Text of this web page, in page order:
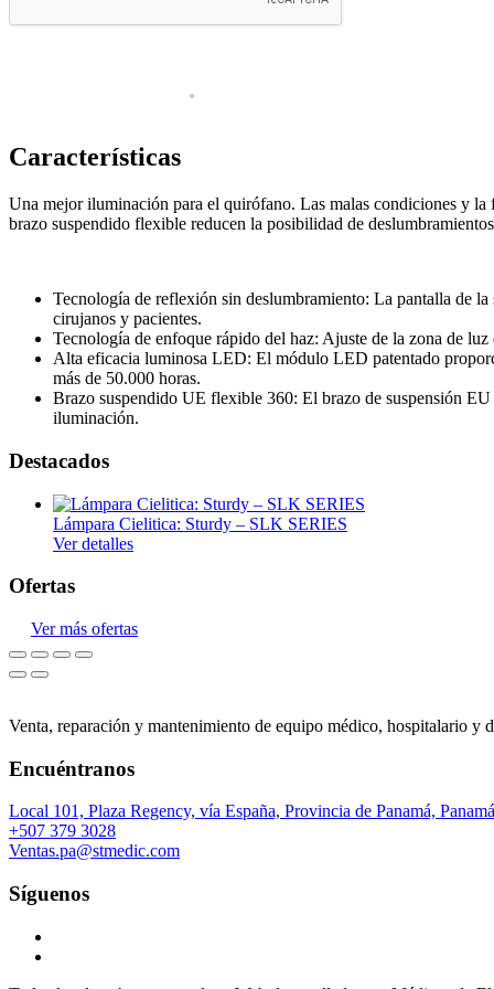
Mobiliario médico
Neonatología
Quirófano
Mesas quirúrgicas
Monitores de paciente
Características
Una mejor iluminación para el quirófano. Las malas condiciones y
brazo suspendido flexible reducen la posibilidad de
Tecnología de reflexión sin deslumbramiento: La pantalla de
cirujanos y pacientes.
Tecnología de enfoque rápido del haz: Ajuste de la zona de
Alta eficacia luminosa LED: El módulo LED patentado
más de 50.000 horas.
Brazo suspendido UE flexible 360: El brazo de suspensión
iluminación.
Destacados
Lámpara Cielitica: Sturdy – SLK SERIES
Ver detalles
Ofertas
Ver más ofertas
Venta, reparación y mantenimiento de equipo médico, hospitalario y
Encuéntranos
Local 101, Plaza Regency, vía España, Provincia de Panamá, Panamá
+507 379 3028
Ventas.pa@stmedic.com
Síguenos